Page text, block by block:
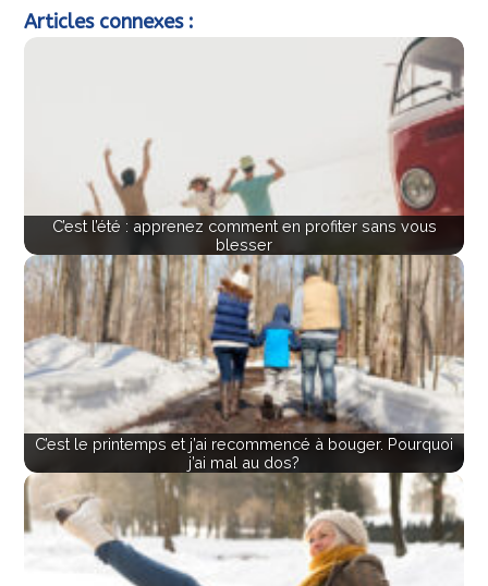
Articles connexes :
C’est l’été : apprenez comment en profiter sans vous
blesser
C’est le printemps et j’ai recommencé à bouger. Pourquoi
j’ai mal au dos?